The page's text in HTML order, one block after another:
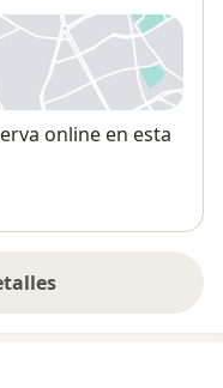
en una nueva
online en esta
la dirección